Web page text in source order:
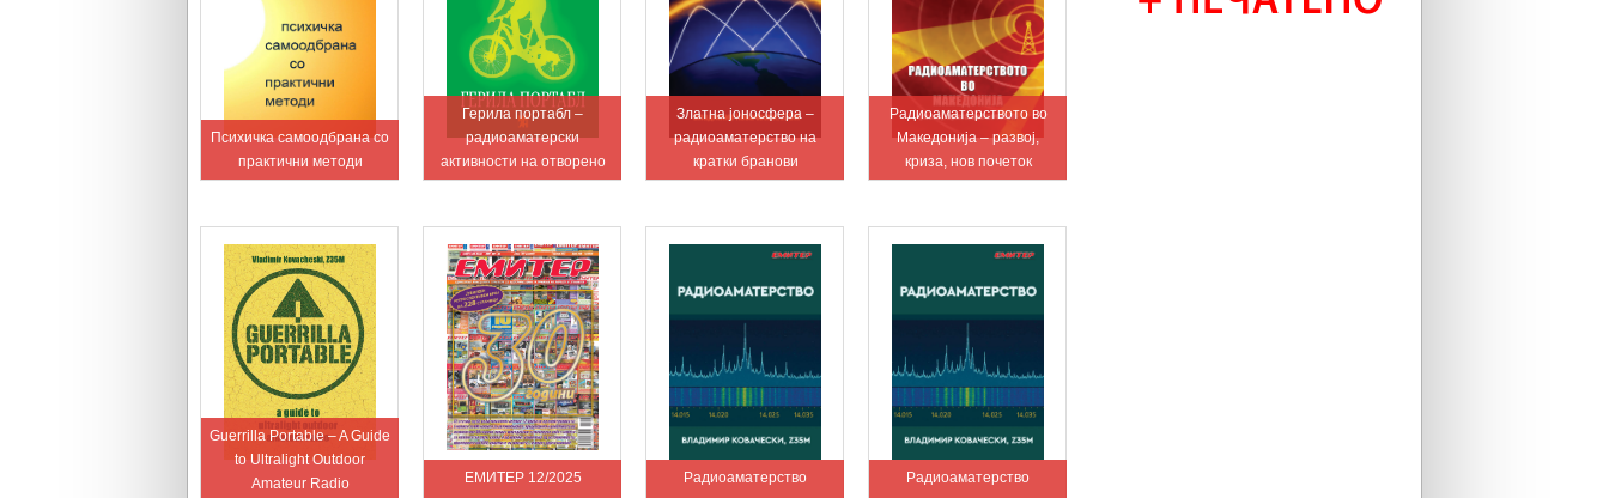
Психичка самоодбрана со
практични методи
Герила портабл –
радиоаматерски
активности на отворено
Златна јоносфера –
радиоаматерство на
кратки бранови
Радиоаматерството во
Македонија – развој,
криза, нов почеток
Guerrilla Portable – A Guide
to Ultralight Outdoor
Amateur Radio
ЕМИТЕР 12/2025 Радиоаматерство Радиоаматерство